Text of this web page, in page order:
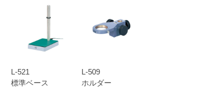
L-521
標準ベース
L-509
ホルダー